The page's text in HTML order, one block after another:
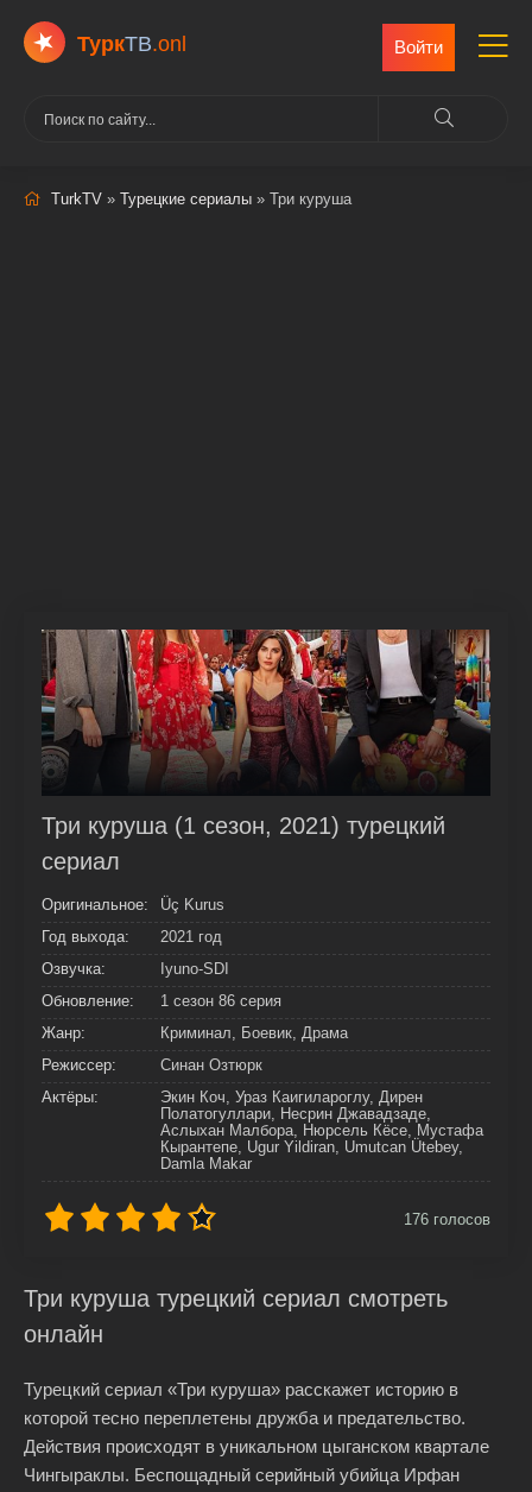
ТуркТВ.onl Войти
TurkTV » Турецкие сериалы » Три куруша
Три куруша (1 сезон, 2021) турецкий
сериал
Оригинальное:
Üç Kurus
Год выхода:
2021 год
Озвучка:
Iyuno-SDI
Обновление:
1 сезон 86 серия
Жанр:
Криминал, Боевик, Драма
Режиссер:
Синан Озтюрк
Актёры:
Экин Коч, Ураз Каигилароглу, Дирен
Полатогуллари, Несрин Джавадзаде,
Аслыхан Малбора, Нюрсель Кёсе, Мустафа
Кырантепе, Ugur Yildiran, Umutcan Ütebey,
Damla Makar
176 голосов
Три куруша турецкий сериал смотреть
онлайн
Турецкий сериал «Три куруша» расскажет историю в
которой тесно переплетены дружба и предательство.
Действия происходят в уникальном цыганском квартале
Чингыраклы. Беспощадный серийный убийца Ирфан